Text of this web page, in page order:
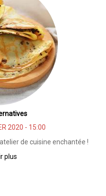
bienvenue
à
la
maison
2020 - 15:00
de cuisine enchantée !
plus